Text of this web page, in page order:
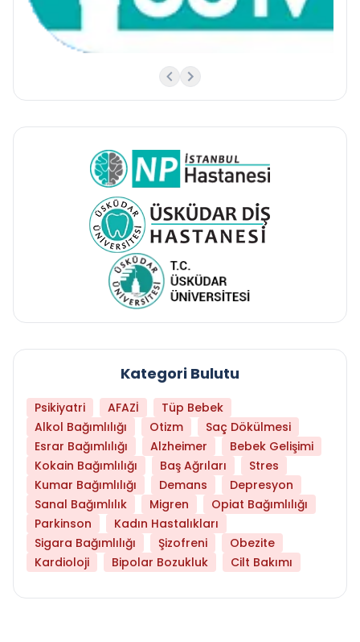
Kategori Bulutu
Psikiyatri AFAZİ
Tüp Bebek
Alkol Bağımlılığı
Otizm
Saç Dökülmesi
Esrar Bağımlılığı
Alzheimer
Bebek Gelişimi
Kokain Bağımlılığı
Baş Ağrıları
Stres
Kumar Bağımlılığı
Demans
Depresyon
Sanal Bağımlılık
Migren
Opiat Bağımlılığı
Parkinson
Kadın Hastalıkları
Sigara Bağımlılığı
Şizofreni
Obezite
Kardioloji
Bipolar Bozukluk Cilt Bakımı